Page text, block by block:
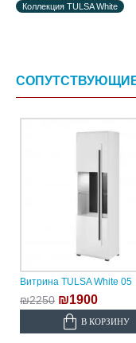
Коллекция TULSA White
Витрина TULSA White 05
₪2250 ₪1900
В КОРЗИНУ